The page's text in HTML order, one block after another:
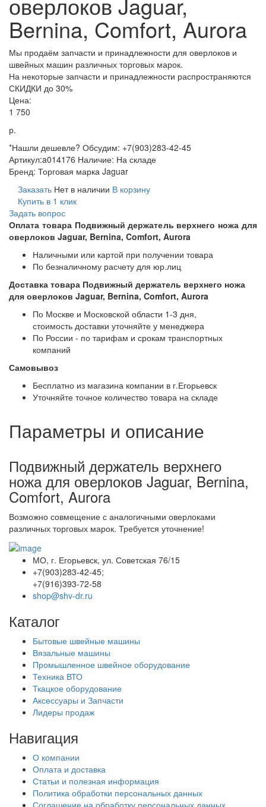
Bernina, Comfort, Aurora
Мы продаём запчасти и принадлежности для оверлоков и
швейных машин различных торговых марок.
На некоторые запчасти и принадлежности распространяются
СКИДКИ до 30%
Цена:
1 750
р.
*Нашли дешевле? Обсудим: +7(903)283-42-45
Артикул:a014176 Наличие: На складе
Бренд: Торговая марка Jaguar
Заказать Нет в наличии В корзину
Купить в 1 клик
Задать вопрос
Оплата товара Подвижный держатель верхнего ножа для
оверлоков Jaguar, Bernina, Comfort, Aurora
Наличными или картой при получении товара
По безналичному расчету для юр.лиц
Доставка товара Подвижный держатель верхнего ножа
для оверлоков Jaguar, Bernina, Comfort, Aurora
По Москве и Московской области 1-3 дня,
стоимость доставки уточняйте у менеджера
По России - по тарифам и срокам транспортных
компаний
Самовывоз
Бесплатно из магазина компании в г.Егорьевск
Уточняйте точное количество товара на складе
Параметры и описание
Подвижный держатель верхнего
ножа для оверлоков Jaguar, Bernina,
Comfort, Aurora
Возможно совмещение с аналогичными оверлоками
различных торговых марок. Требуется уточнение!
МО, г. Егорьевск, ул. Советская 76/15
+7(903)283-42-45;
+7(916)393-72-58
shop@shv-dr.ru
Каталог
Бытовые швейные машины
Вязальные машины
Промышленное швейное оборудование
Техника ВТО
Ткацкое оборудование
Аксессуары и Запчасти
Лидеры продаж
Навигация
О компании
Оплата и доставка
Статьи и полезная информация
Политика обработки персональных данных
Соглашение на обработку персональных данных